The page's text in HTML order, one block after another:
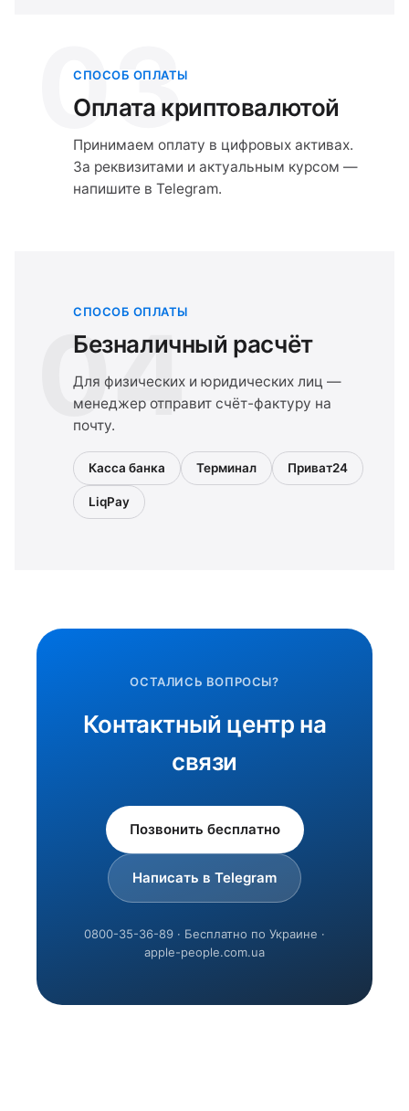
03
СПОСОБ ОПЛАТЫ
Оплата криптовалютой
Принимаем оплату в цифровых активах.
За реквизитами и актуальным курсом —
напишите в Telegram.
04
СПОСОБ ОПЛАТЫ
Безналичный расчёт
Для физических и юридических лиц —
менеджер отправит счёт-фактуру на
почту.
Касса банка Терминал Приват24
LiqPay
ОСТАЛИСЬ ВОПРОСЫ?
Контактный центр на
связи
Позвонить бесплатно
Написать в Telegram
0800-35-36-89 · Бесплатно по Украине ·
apple-people.com.ua